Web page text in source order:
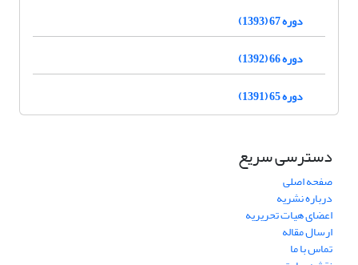
دوره 67 (1393)
دوره 66 (1392)
دوره 65 (1391)
دسترسی سریع
صفحه اصلی
درباره نشریه
اعضای هیات تحریریه
ارسال مقاله
تماس با ما